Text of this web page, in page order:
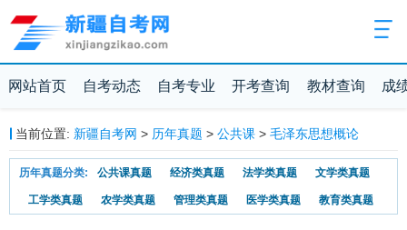
网站首页 自考动态 自考专业 开考查询 教材查询 成
当前位置: 新疆自考网 > 历年真题 > 公共课> 毛泽东思想概论
历年真题分类: 公共课真题 经济类真题 法学类真题 文学类真题
工学类真题 农学类真题 管理类真题 医学类真题 教育类真题